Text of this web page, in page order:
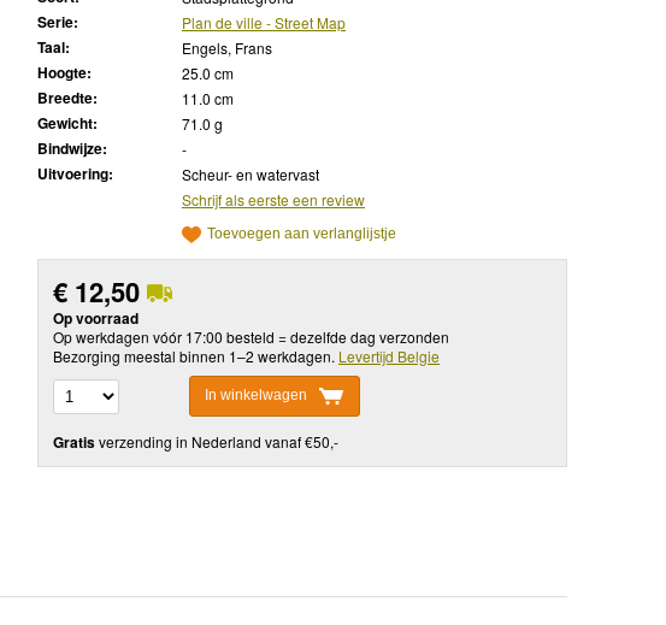
Serie: Plan de ville - Street Map
Taal: Engels, Frans
Hoogte: 25.0 cm
Breedte: 11.0 cm
Gewicht: 71.0 g
Bindwijze: -
Uitvoering:
Scheur- en watervast
Schrijf als eerste een review
Toevoegen aan verlanglijstje
€ 12,50
Op voorraad
Op werkdagen vóór 17:00 besteld = dezelfde dag verzonden
Bezorging meestal binnen 1–2 werkdagen. Levertijd Belgie
In winkelwagen
Gratisverzending in Nederland vanaf €50,-